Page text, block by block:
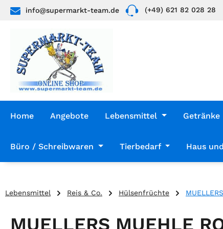
Hauptinhalt springen
Zur Suche springen
Zur Hauptnavigation springen
info@supermarkt-team.de (+49) 621 82 028 28
Home Angebote Lebensmittel Getränke
Büro / Schreibwaren Tierbedarf Haus
Lebensmittel Reis & Co. Hülsenfrüchte
MUELLERS MUEHLE